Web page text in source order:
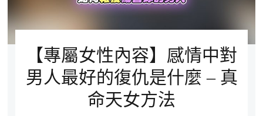
【專屬女性內容】感情中對
男人最好的復仇是什麼 – 真
命天女方法